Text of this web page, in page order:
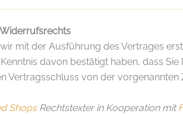
mit der Ausführung des Vertrages
davon bestätigt haben, dass
Vertragsschluss von der
ShopsRechtstexter in Kooperation mit